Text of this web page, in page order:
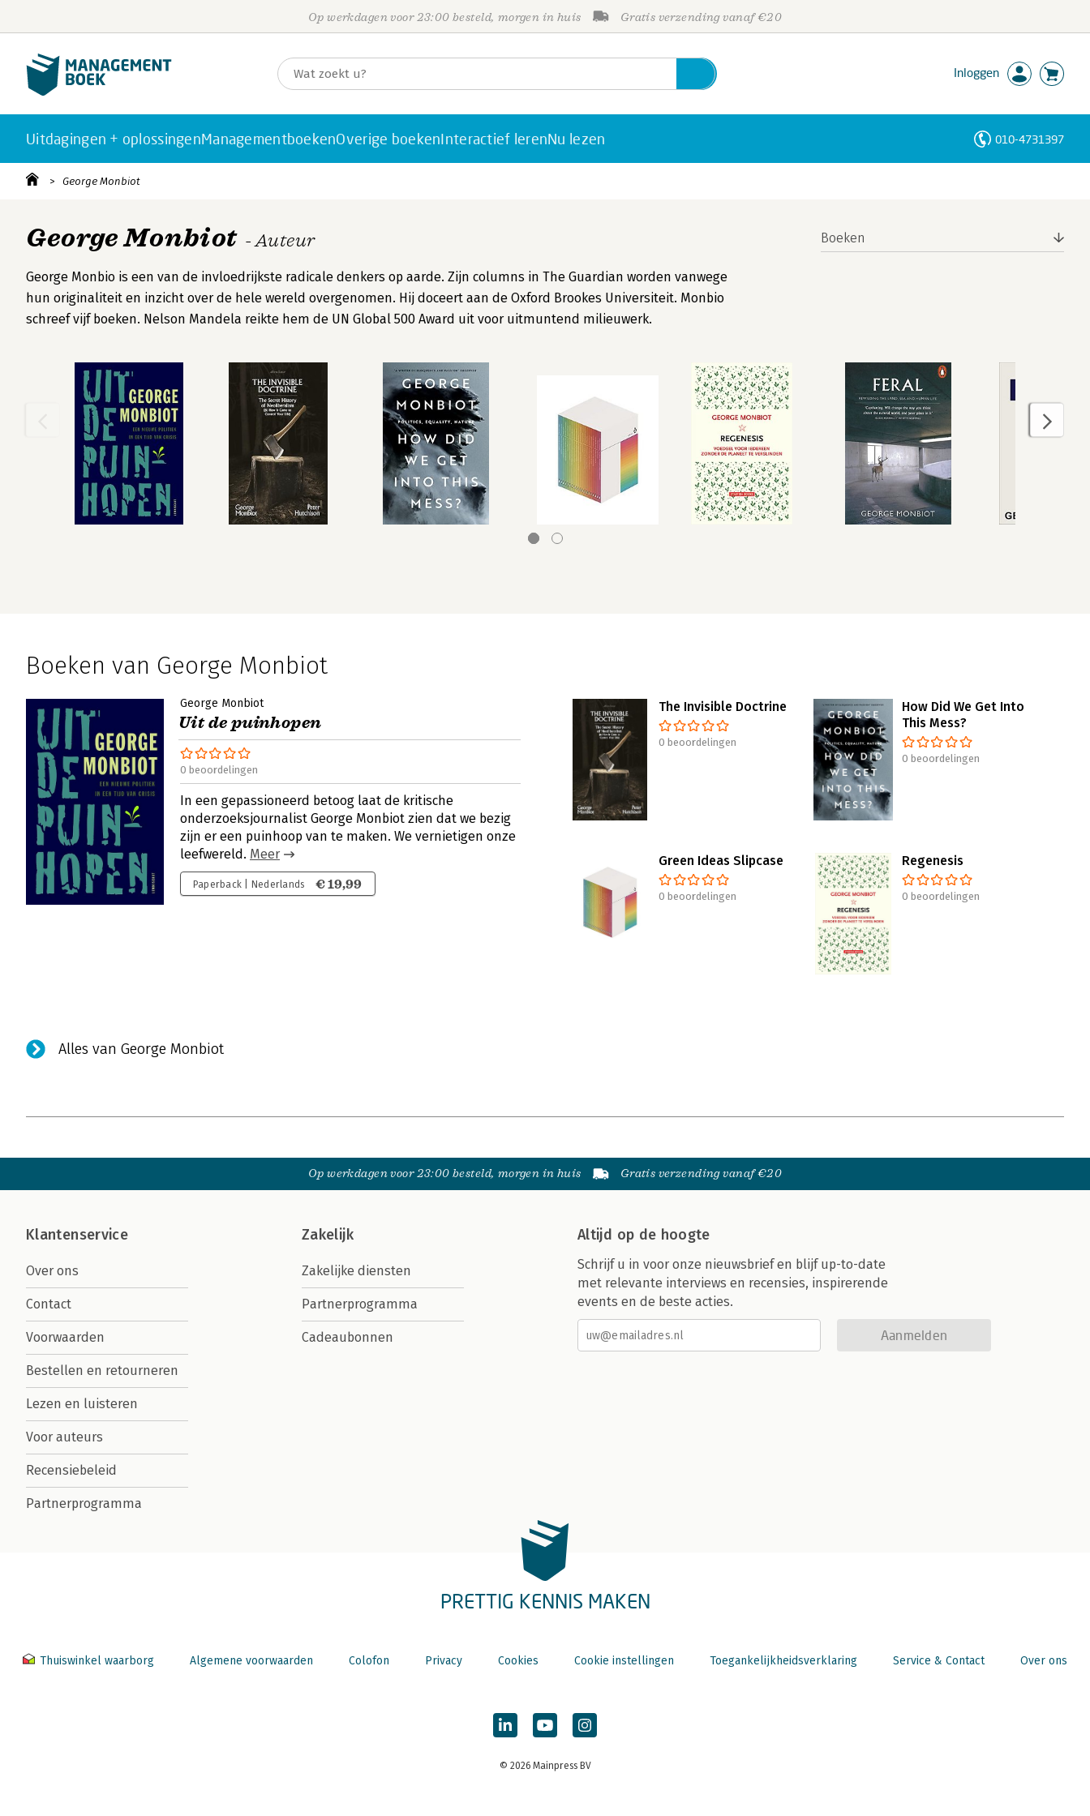
Op werkdagen voor 23:00 besteld, morgen in huis Gratis verzending vanaf €20
Inloggen
Uitdagingen + oplossingenManagementboekenOverige boekenInteractief lerenNu lezen 010-4731397
George Monbiot
George Monbiot - Auteur
George Monbio is een van de invloedrijkste radicale denkers op aarde. Zijn columns in The Guardian worden vanwege
hun originaliteit en inzicht over de hele wereld overgenomen. Hij doceert aan de Oxford Brookes Universiteit. Monbio
schreef vijf boeken. Nelson Mandela reikte hem de UN Global 500 Award uit voor uitmuntend milieuwerk.
Boeken
Boeken van George Monbiot
George Monbiot
Uit de puinhopen
0 beoordelingen
In een gepassioneerd betoog laat de kritische
onderzoeksjournalist George Monbiot zien dat we bezig
zijn er een puinhoop van te maken. We vernietigen onze
leefwereld. Meer
Paperback | Nederlands € 19,99
The Invisible Doctrine
0 beoordelingen
How Did We Get Into
This Mess?
0 beoordelingen
Green Ideas Slipcase
0 beoordelingen
Regenesis
0 beoordelingen
Alles van George Monbiot
Op werkdagen voor 23:00 besteld, morgen in huis Gratis verzending vanaf €20
Klantenservice
Over ons
Contact
Voorwaarden
Bestellen en retourneren
Lezen en luisteren
Voor auteurs
Recensiebeleid
Partnerprogramma
Zakelijk
Zakelijke diensten
Partnerprogramma
Cadeaubonnen
Altijd op de hoogte
Schrijf u in voor onze nieuwsbrief en blijf up-to-date
met relevante interviews en recensies, inspirerende
events en de beste acties.
Aanmelden
PRETTIG KENNIS MAKEN
Thuiswinkel waarborg Algemene voorwaarden Colofon Privacy Cookies Cookie instellingen Toegankelijkheidsverklaring Service & Contact Over ons
© 2026 Mainpress BV
Personen